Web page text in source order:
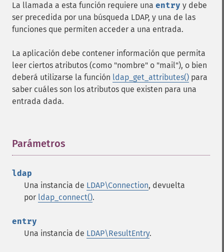
La llamada a esta función requiere una entry y debe
ser precedida por una búsqueda LDAP, y una de las
funciones que permiten acceder a una entrada.
La aplicación debe contener información que permita
leer ciertos atributos (como "nombre" o "mail"), o bien
deberá utilizarse la función ldap_get_attributes() para
saber cuáles son los atributos que existen para una
entrada dada.
Parámetros
ldap
Una instancia de LDAP\Connection, devuelta
por ldap_connect().
entry
Una instancia de LDAP\ResultEntry.